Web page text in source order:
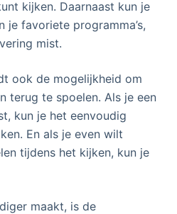
kijken. Daarnaast kun je
je favoriete programma’s,
mist.
ook de mogelijkheid om
terug te spoelen. Als je een
kun je het eenvoudig
En als je even wilt
tijdens het kijken, kun je
maakt, is de